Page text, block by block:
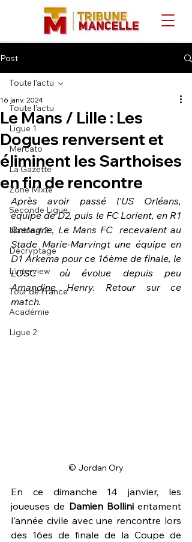
Post
Toute l'actu
Ligue 1
Mercato
La Gazette
Zone Mixte
Seconde Ligue
National 2
Décryptage
L'interview
Tour de France
Académie
Ligue 2
Toute l'actu
Le Mans / Lille : Les
Dogues renversent et
éliminent les Sarthoises
en fin de rencontre
16 janv. 2024
Après avoir passé l'US Orléans,
équipe de D2, puis le FC Lorient, en R1
Bretagne, Le Mans FC  recevaient au
Stade Marie-Marvingt une équipe en
D1 Arkema pour ce 16ème de finale, le
LOSC  où évolue depuis peu
Amandine Henry. Retour sur ce
match.
© Jordan Ory
En ce dimanche 14 janvier, les
joueuses de Damien Bollini entament
l'année civile avec une rencontre lors
des 16es de finale de la Coupe de